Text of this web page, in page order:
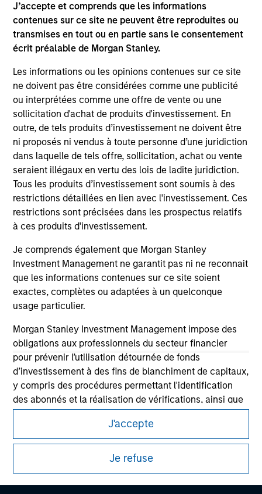
J’accepte et comprends que les informations
contenues sur ce site ne peuvent être reproduites ou
transmises en tout ou en partie sans le consentement
écrit préalable de Morgan Stanley.
Les informations ou les opinions contenues sur ce site
ne doivent pas être considérées comme une publicité
ou interprétées comme une offre de vente ou une
sollicitation d'achat de produits d'investissement. En
outre, de tels produits d’investissement ne doivent être
ni proposés ni vendus à toute personne d’une juridiction
dans laquelle de tels offre, sollicitation, achat ou vente
seraient illégaux en vertu des lois de ladite juridiction.
Tous les produits d’investissement sont soumis à des
restrictions détaillées en lien avec l'investissement. Ces
restrictions sont précisées dans les prospectus relatifs
à ces produits d'investissement.
Je comprends également que Morgan Stanley
Investment Management ne garantit pas ni ne reconnait
que les informations contenues sur ce site soient
exactes, complètes ou adaptées à un quelconque
usage particulier.
Morgan Stanley Investment Management impose des
obligations aux professionnels du secteur financier
pour prévenir l’utilisation détournée de fonds
d’investissement à des fins de blanchiment de capitaux,
y compris des procédures permettant l'identification
des abonnés et la réalisation de vérifications, ainsi que
d'autres contrôles de sécurité pertinents.
Je reconnais qu'aucune entité de Morgan Stanley
Investment Management, ni aucune de ses sociétés
affiliées, ne pourra être tenue responsable de
J'accepte
Je refuse
As of July 25, 2025. The above is provided for informational
and educational purposes only. There is no guarantee that
(for realized holdings), or will perform well in the future (for
current holdings). The trademarks and service marks above
are the property of their respective owners. The information
on this website has not been authorized, sponsored, or
otherwise approved by such owners. By clicking on any
links shown here, you agree that you are navigating to a
third party site. We are providing these hyperlinks to you
only as a convenience and the inclusion of any hyperlink is
not and does not imply any endorsement, approval,
investigation, verification or monitoring by us of any
information contained in any hyperlinked site. In no event
shall we be responsible for the information contained on
the site or your use of such site.
Morgan Stanley
Morgan Stanley Careers
Ce document est une communication promotionnelle.